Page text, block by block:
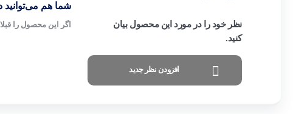
نظر خود را در مورد این محصول بیان
کنید.
افزودن نظر جدید
شما هم می‌توانید
اگر این محصول را